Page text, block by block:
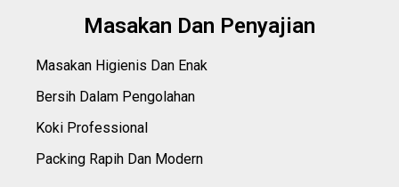
Masakan Dan Penyajian
Masakan Higienis Dan Enak
Bersih Dalam Pengolahan
Koki Professional
Packing Rapih Dan Modern